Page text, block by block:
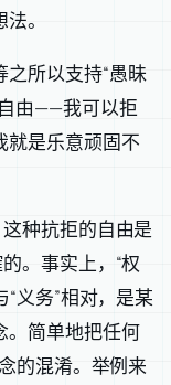
。
所以支持“愚昧
由——我可以拒
就是乐意顽固不
种抗拒的自由是
。事实上，“权
义务”相对，是某
。简单地把任何
的混淆。举例来